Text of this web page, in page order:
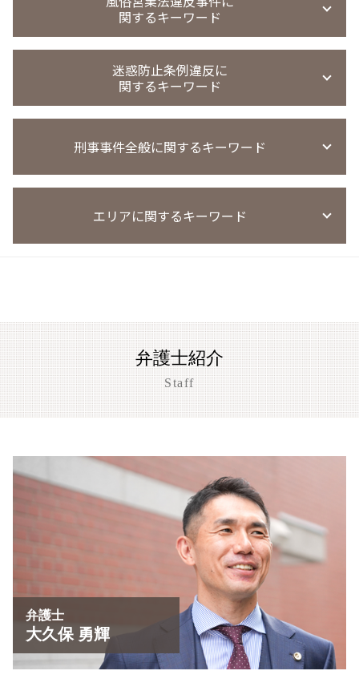
迷惑行為防止条例違反 罰則
強制わいせつ 慰謝料請求
強制わいせつ罪 医者
強制 わいせつ 時効
盗撮 微罪処分
覗き 罰則
盗撮 罰金刑 相場
買春 法律違反
刑罰 過料 違い
万引き 高校生
万引き 起訴 流れ
窃盗事件 示談
窃盗事件 起訴までの日数
窃盗事件
窃盗事件 判決
窃盗事件 示談書
窃盗 時効 何年
窃盗事件 時効
薬物事件 少年
覚せい剤 不起訴
薬物事件 判例
覚醒剤 所持 初犯
麻薬取締法違反
覚醒剤 不起訴
覚せい剤 売買 罪
薬物事件 小学生
覚せい剤 売人
麻薬取締法違反 罰則
関するキーワード
風営法違反 逮捕
風営法違反 従業員
風営法違反 無許可営業
風営法違反 懲役
風営法違反 摘発
風営法違反 逮捕された場合
風営法違反
風営法 従業員名簿
風営法違反 罰則 没収
風営法違反 退去強制
迷惑防止条例違反に
関するキーワード
迷惑防止条例違反 懲役
迷惑防止条例違反 罰金
迷惑防止条例違反 始末書
迷惑防止条例違反 刑罰
迷惑防止条例違反
迷惑防止条例違反 量刑
迷惑防止条例違反 不起訴
迷惑防止条例違反 暴言
迷惑防止条例違反 逮捕
迷惑防止条例違反 弁護士
刑事事件全般に関するキーワード
刑事事件 懲戒解雇
刑事事件 慰謝料請求
刑事事件 証拠 謄写
刑事事件 示談書
刑事事件 懲戒処分 タイミング
刑事事件 調書 種類
刑事事件 訴え
刑事事件 着手金
心神喪失 無罪
エリアに関するキーワード
盗撮事件 大津市
草津市 傷害事件 弁護士
大津市 恐喝事件 相談
大津市 刑事事件
盗撮事件 草津市
大津市 傷害事件 弁護士
草津市 暴行事件 弁護士
大津市 暴行事件 弁護士
京都市 傷害事件 弁護士
刑事事件 相談 大津市
弁護士紹介
Staff
弁護士
大久保 勇輝